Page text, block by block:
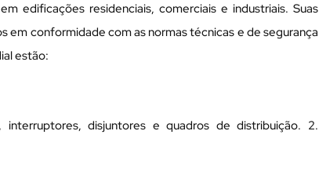
edificações residenciais, comerciais e industriais. Suas
em conformidade com as normas técnicas e de segurança
estão:
disjuntores e quadros de distribuição. 2.